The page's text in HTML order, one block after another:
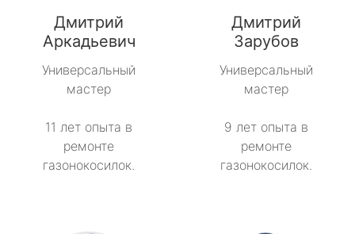
Дмитрий
Аркадьевич
Универсальный
мастер
11 лет опыта в
ремонте
газонокосилок.
Дмитрий
Зарубов
Универсальный
мастер
9 лет опыта в
ремонте
газонокосилок.